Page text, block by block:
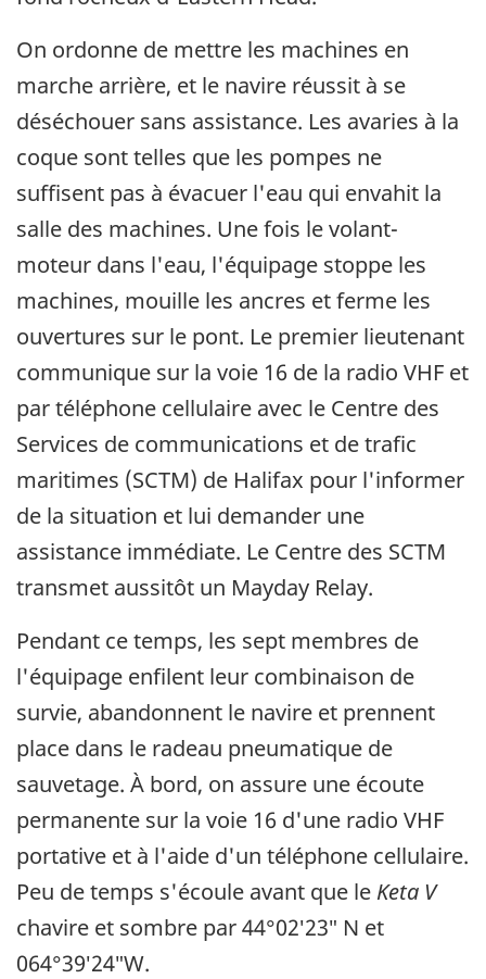
On ordonne de mettre les machines en
marche arrière, et le navire réussit à se
déséchouer sans assistance. Les avaries à la
coque sont telles que les pompes ne
suffisent pas à évacuer l'eau qui envahit la
salle des machines. Une fois le volant-
moteur dans l'eau, l'équipage stoppe les
machines, mouille les ancres et ferme les
ouvertures sur le pont. Le premier lieutenant
communique sur la voie 16 de la radio VHF et
par téléphone cellulaire avec le Centre des
Services de communications et de trafic
maritimes (SCTM) de Halifax pour l'informer
de la situation et lui demander une
assistance immédiate. Le Centre des SCTM
transmet aussitôt un Mayday Relay.
Pendant ce temps, les sept membres de
l'équipage enfilent leur combinaison de
survie, abandonnent le navire et prennent
place dans le radeau pneumatique de
sauvetage. À bord, on assure une écoute
permanente sur la voie 16 d'une radio VHF
portative et à l'aide d'un téléphone cellulaire.
Peu de temps s'écoule avant que le Keta V
chavire et sombre par 44°02′23″ N et
064°39′24″W.